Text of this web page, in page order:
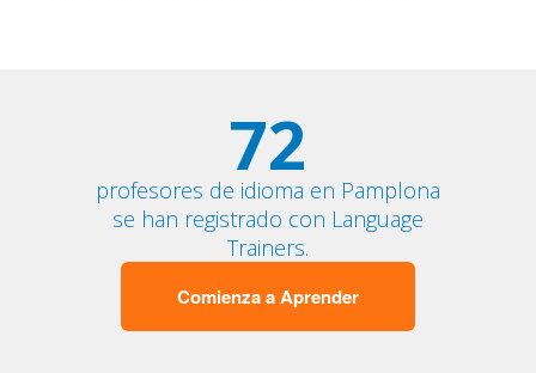
72
profesores de idioma en Pamplona
se han registrado con Language
Trainers.
Comienza a Aprender